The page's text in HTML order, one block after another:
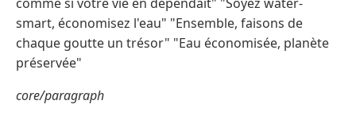
smart, économisez l'eau" "Ensemble, faisons de
chaque goutte un trésor" "Eau économisée, planète
préservée"
core/paragraph